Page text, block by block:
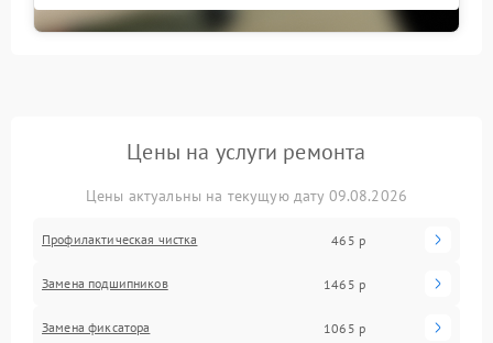
Цены на услуги ремонта
Цены актуальны на текущую дату 09.08.2026
Профилактическая чистка 465 р
Замена подшипников 1465 р
Замена фиксатора 1065 р